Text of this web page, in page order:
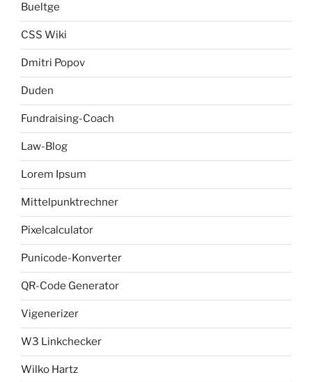
Bueltge
CSS Wiki
Dmitri Popov
Duden
Fundraising-Coach
Law-Blog
Lorem Ipsum
Mittelpunktrechner
Pixelcalculator
Punicode-Konverter
QR-Code Generator
Vigenerizer
W3 Linkchecker
Wilko Hartz